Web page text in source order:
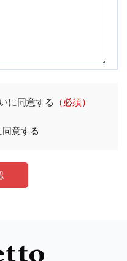
に同意する （必須）
意する